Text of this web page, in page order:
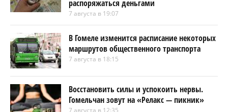
распоряжаться деньгами
7 августа в 19:07
В Гомеле изменится расписание некоторых
маршрутов общественного транспорта
7 августа в 18:15
Восстановить силы и успокоить нервы.
Гомельчан зовут на «Релакс — пикник»